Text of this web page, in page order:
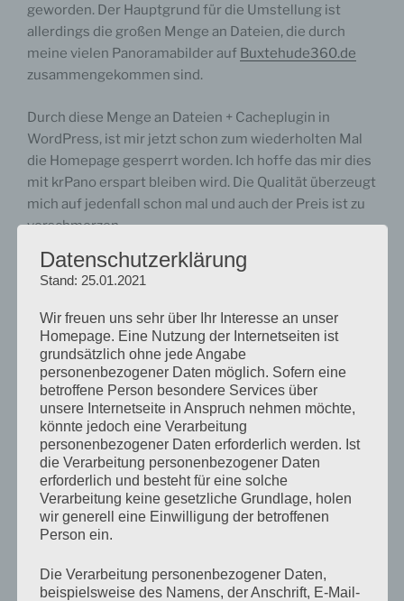
geworden. Der Hauptgrund für die Umstellung ist
allerdings die großen Menge an Dateien, die durch
meine vielen Panoramabilder auf Buxtehude360.de
zusammengekommen sind.
Durch diese Menge an Dateien + Cacheplugin in
WordPress, ist mir jetzt schon zum wiederholten Mal
die Homepage gesperrt worden. Ich hoffe das mir dies
mit krPano erspart bleiben wird. Die Qualität überzeugt
mich auf jedenfall schon mal und auch der Preis ist zu
verschmerzen.
Drückt mir die Daumen! Die Umstellung von
Buxtehude360.de auf krPano wird ein verdammt
hartes Stück Arbeit.
VERÖFFENTLICHT
AM
28. JUNI 2012
Auf Grund fehlender Zeit habe ich beschlossen meinen
Fotografieblog als Unterseite in unsere Homepage zu
integrieren. Die alten Beiträge werde ich nur teilweise
überführen und hier neu anlegen.
VERÖFFENTLICHT
11. APRIL 2012
Datenschutzerklärung
Stand: 25.01.2021
Wir freuen uns sehr über Ihr Interesse an unser
Homepage. Eine Nutzung der Internetseiten ist
grundsätzlich ohne jede Angabe
personenbezogener Daten möglich. Sofern eine
betroffene Person besondere Services über
unsere Internetseite in Anspruch nehmen möchte,
könnte jedoch eine Verarbeitung
personenbezogener Daten erforderlich werden. Ist
die Verarbeitung personenbezogener Daten
erforderlich und besteht für eine solche
Verarbeitung keine gesetzliche Grundlage, holen
wir generell eine Einwilligung der betroffenen
Person ein.
Die Verarbeitung personenbezogener Daten,
beispielsweise des Namens, der Anschrift, E-Mail-